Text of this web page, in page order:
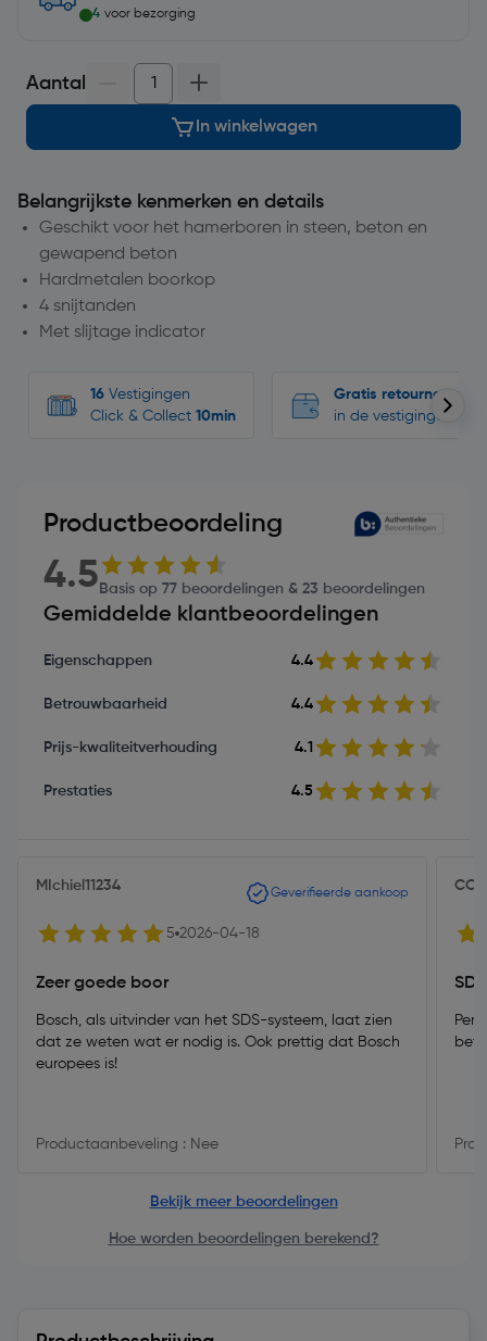
4 voor bezorging
Aantal
In winkelwagen
Belangrijkste kenmerken en details
Geschikt voor het hamerboren in steen, beton en
gewapend beton
Hardmetalen boorkop
4 snijtanden
Met slijtage indicator
16 Vestigingen
Click & Collect 10min
Gratis retourneren
in de vestigingen
Productbeoordeling
4.5 Basis op 77 beoordelingen & 23 beoordelingen
Gemiddelde klantbeoordelingen
Eigenschappen 4.4
Betrouwbaarheid 4.4
Prijs-kwaliteitverhouding 4.1
Prestaties 4.5
MIchiel11234 Geverifieerde aankoop
5 2026-04-18
Zeer goede boor
Bosch, als uitvinder van het SDS-systeem, laat zien
dat ze weten wat er nodig is. Ook prettig dat Bosch
europees is!
Productaanbeveling : Nee
Bekijk meer beoordelingen
Hoe worden beoordelingen berekend?